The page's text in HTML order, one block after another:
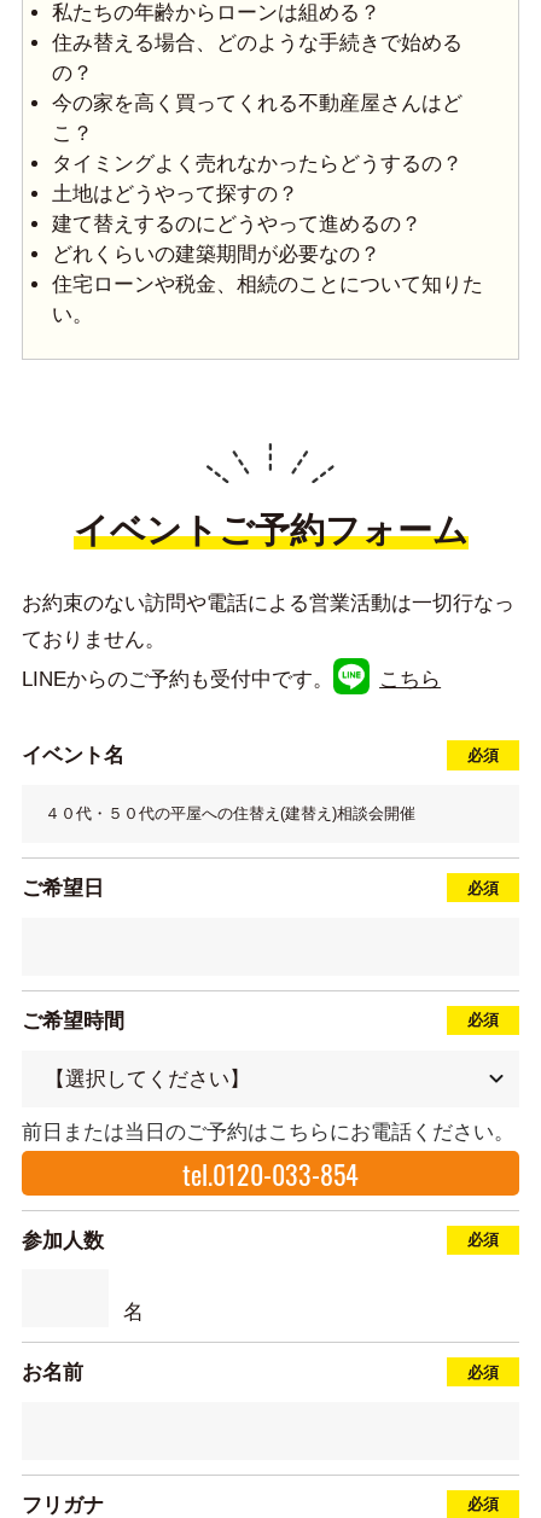
私たちの年齢からローンは組める？
住み替える場合、どのような手続きで始める
の？
今の家を高く買ってくれる不動産屋さんはど
こ？
タイミングよく売れなかったらどうするの？
土地はどうやって探すの？
建て替えするのにどうやって進めるの？
どれくらいの建築期間が必要なの？
住宅ローンや税金、相続のことについて知りた
い。
イベントご予約フォーム
お約束のない訪問や電話による営業活動は一切行なっ
ておりません。
LINEからのご予約も受付中です。
こちら
イベント名
ご希望日
ご希望時間
前日または当日のご予約はこちらにお電話ください。
tel.0120-033-854
参加人数
名
お名前
フリガナ